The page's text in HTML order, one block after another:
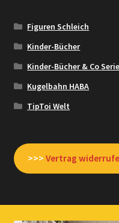
Figuren Schleich
Kinder-Bücher
Kinder-Bücher & Co
Kugelbahn HABA
TipToi Welt
>>> Vertrag